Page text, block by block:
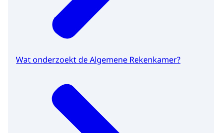
Wat onderzoekt de Algemene Rekenkamer?